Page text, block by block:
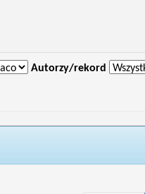
Autorzy/rekord